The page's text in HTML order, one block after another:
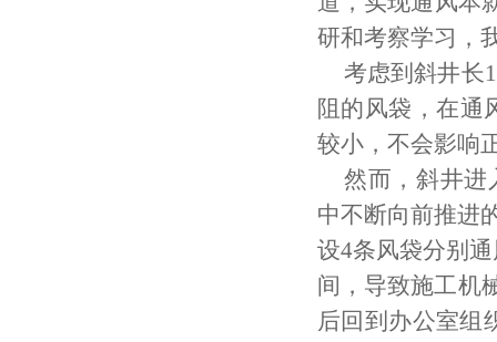
研和考察学习，
考虑到斜井长
阻的风袋，在通
较小，不会影响
然而，斜井进
中不断向前推进
设4条风袋分别
间，导致施工机
后回到办公室组